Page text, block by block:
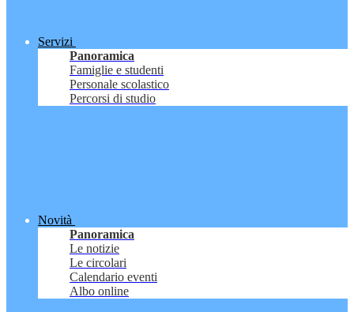
Servizi
Panoramica
Famiglie e studenti
Personale scolastico
Percorsi di studio
Novità
Panoramica
Le notizie
Le circolari
Calendario eventi
Albo online